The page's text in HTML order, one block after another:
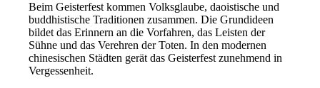
Beim Geisterfest kommen Volksglaube, daoistische und
buddhistische Traditionen zusammen. Die Grundideen
bildet das Erinnern an die Vorfahren, das Leisten der
Sühne und das Verehren der Toten. In den modernen
chinesischen Städten gerät das Geisterfest zunehmend in
Vergessenheit.